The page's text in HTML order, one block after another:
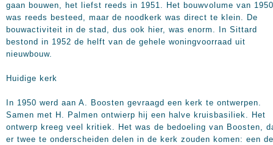
gaan bouwen, het liefst reeds in 1951. Het bouwvolume van 1950
was reeds besteed, maar de noodkerk was direct te klein. De
bouwactiviteit in de stad, dus ook hier, was enorm. In Sittard
bestond in 1952 de helft van de gehele woningvoorraad uit
nieuwbouw.
Huidige kerk
In 1950 werd aan A. Boosten gevraagd een kerk te ontwerpen.
Samen met H. Palmen ontwierp hij een halve kruisbasiliek. Het
ontwerp kreeg veel kritiek. Het was de bedoeling van Boosten,
er twee te onderscheiden delen in de kerk zouden komen: een